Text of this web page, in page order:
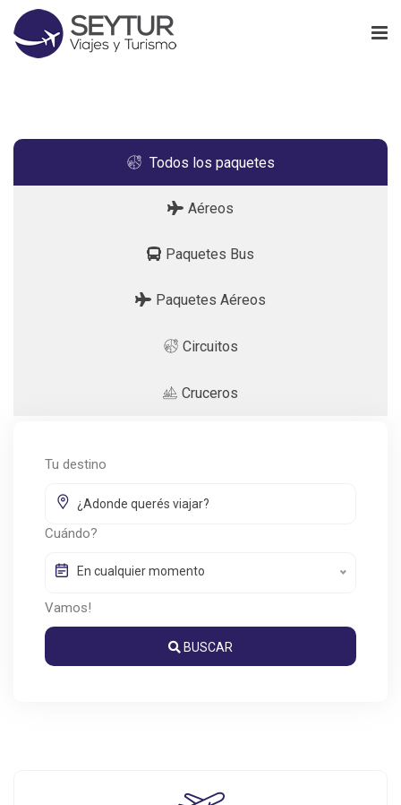
Todos los paquetes
Aéreos
Paquetes Bus
Paquetes Aéreos
Circuitos
Cruceros
Tu destino
Cuándo?
En cualquier momento
Vamos!
BUSCAR